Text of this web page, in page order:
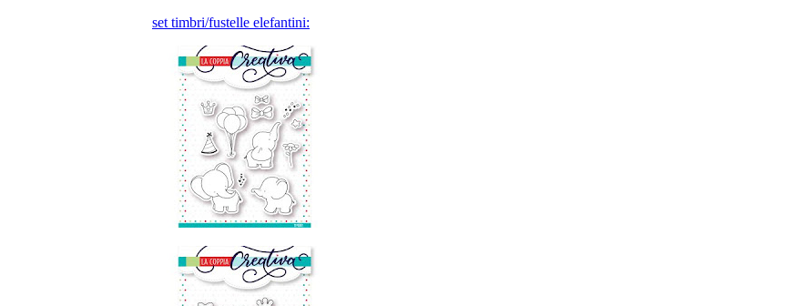
set timbri/fustelle elefantini: